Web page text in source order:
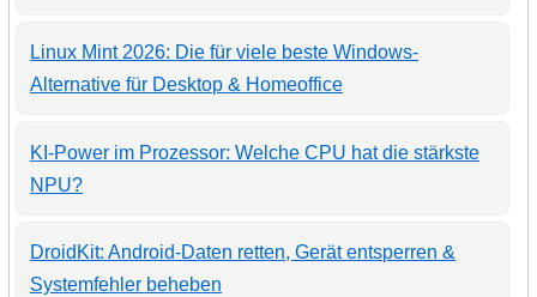
Linux Mint 2026: Die für viele beste Windows-
Alternative für Desktop & Homeoffice
KI-Power im Prozessor: Welche CPU hat die stärkste
NPU?
DroidKit: Android-Daten retten, Gerät entsperren &
Systemfehler beheben